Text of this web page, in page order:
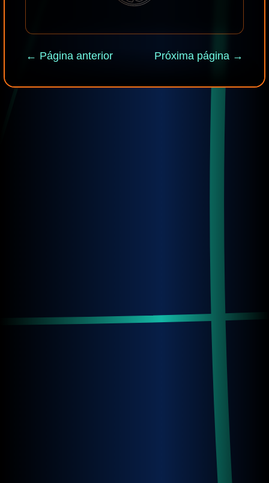
← Página anterior Próxima página →